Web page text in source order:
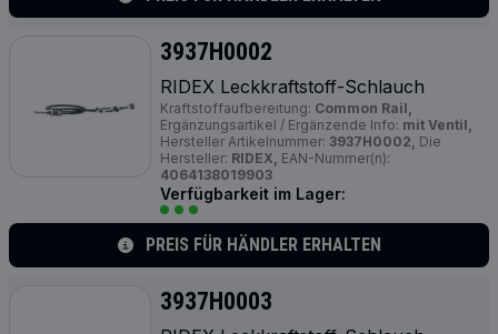
3937H0002
RIDEX Leckkraftstoff-Schlauch
Kraftstoffaufbereitung: Common Rail,
Ergänzungsartikel / Ergänzende Info: mit Ventil,
Hersteller Artikelnummer: 3937H0002, Die
Hersteller: RIDEX, EAN-Nummer(n):
4064138019903
Verfügbarkeit im Lager:
PREIS FÜR HÄNDLER ERHALTEN
3937H0003